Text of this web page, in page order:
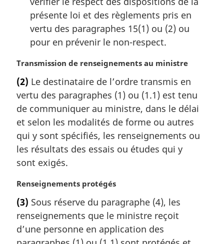
présente loi et des règlements pris en
vertu des paragraphes 15(1) ou (2) ou
pour en prévenir le non-respect.
N
t
e
m
a
g
i
n
l
:
Transmission de renseignements au ministre
(2) Le destinataire de l’ordre transmis en
vertu des paragraphes (1) ou (1.1) est tenu
de communiquer au ministre, dans le délai
et selon les modalités de forme ou autres
qui y sont spécifiés, les renseignements ou
les résultats des essais ou études qui y
sont exigés.
N
t
e
m
a
Renseignements protégés
(3) Sous réserve du paragraphe (4), les
renseignements que le ministre reçoit
d’une personne en application des